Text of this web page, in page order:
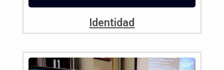
Identidad